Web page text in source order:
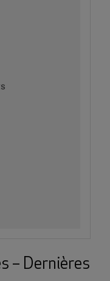
– Dernières